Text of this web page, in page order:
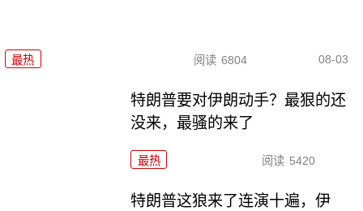
最热 阅读 6804 08-03
特朗普要对伊朗动手？最狠的还
没来，最骚的来了
最热 阅读 5420
特朗普这狼来了连演十遍，伊